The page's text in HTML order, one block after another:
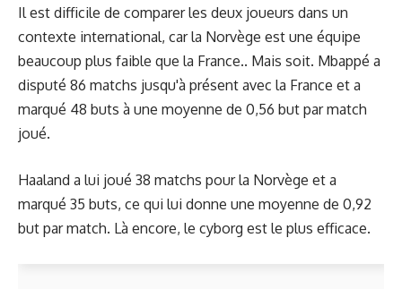
Il est difficile de comparer les deux joueurs dans un
contexte international, car la Norvège est une équipe
beaucoup plus faible que la France.. Mais soit. Mbappé a
disputé 86 matchs jusqu'à présent avec la France et a
marqué 48 buts à une moyenne de 0,56 but par match
joué.
Haaland a lui joué 38 matchs pour la Norvège et a
marqué 35 buts, ce qui lui donne une moyenne de 0,92
but par match. Là encore, le cyborg est le plus efficace.